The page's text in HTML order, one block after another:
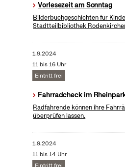
Vorlesezeit am Sonntag
Bilderbuchgeschichten für
Stadtteilbibliothek
1.9.2024
11 bis 16 Uhr
Eintritt frei
Fahrradcheck im
Radfahrende können ihre
überprüfen lassen.
1.9.2024
11 bis 14 Uhr